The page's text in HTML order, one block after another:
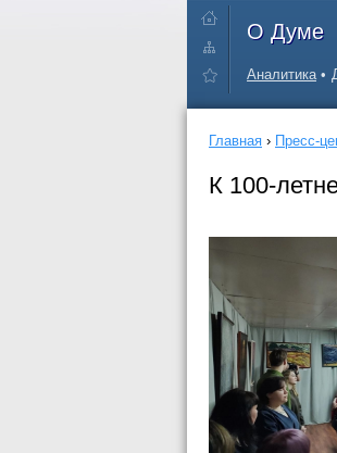
О Думе
Аналитика
Главная › Пресс-
К 100-